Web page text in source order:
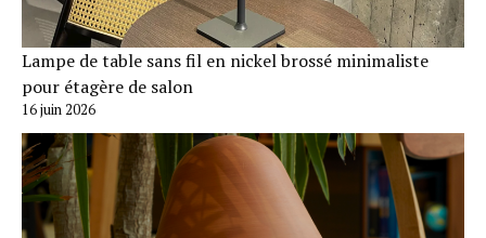
Lampe de table sans fil en nickel brossé minimaliste
pour étagère de salon
16 juin 2026